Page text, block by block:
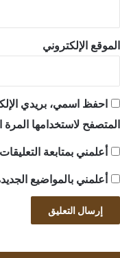
الموقع الإلكتروني
احفظ اسمي، بريدي
المتصفح لاستخدامها المرة
أعلمني بمتابعة
أعلمني بالمواضيع